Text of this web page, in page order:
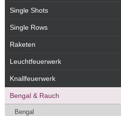
Single Shots
Single Rows
Raketen
Leuchtfeuerwerk
Knallfeuerwerk
Bengal & Rauch
Bengal